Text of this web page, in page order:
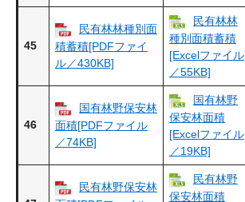
45
民有林林種別面
積蓄積[PDFファイ
ル／430KB]
民有林林
種別面積蓄積
[Excelファイル
／55KB]
46
国有林野保安林
面積[PDFファイル
／74KB]
国有林野
保安林面積
[Excelファイル
／19KB]
民有林野保安林
民有林野
保安林面積